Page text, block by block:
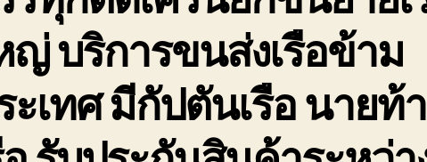
ญ่ บริการขนส่งเรือข้าม
ะเทศ มีกัปตันเรือ นายท้